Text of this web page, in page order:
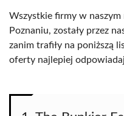
Wszystkie firmy w
Poznaniu, zostały przez
zanim trafiły na poniższą
oferty najlepiej